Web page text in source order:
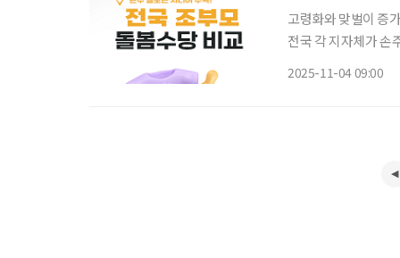
고령화와 맞벌이 증
전국 각 지자체가 손
2025-11-04 09:00